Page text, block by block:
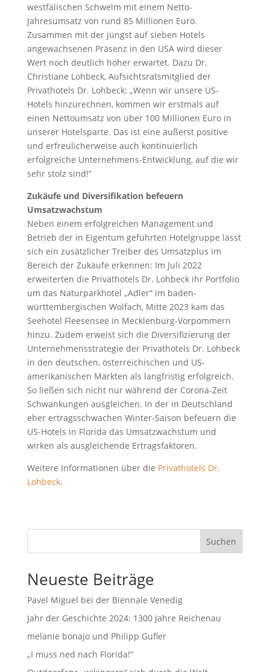
westfälischen Schwelm mit einem Netto-
Jahresumsatz von rund 85 Millionen Euro.
Zusammen mit der jüngst auf sieben Hotels
angewachsenen Präsenz in den USA wird dieser
Wert noch deutlich höher erwartet. Dazu Dr.
Christiane Lohbeck, Aufsichtsratsmitglied der
Privathotels Dr. Lohbeck: „Wenn wir unsere US-
Hotels hinzurechnen, kommen wir erstmals auf
einen Nettoumsatz von über 100 Millionen Euro in
unserer Hotelsparte. Das ist eine äußerst positive
und erfreulicherweise auch kontinuierlich
erfolgreiche Unternehmens-Entwicklung, auf die wir
sehr stolz sind!“
Zukäufe und Diversifikation befeuern
Umsatzwachstum
Neben einem erfolgreichen Management und
Betrieb der in Eigentum geführten Hotelgruppe lässt
sich ein zusätzlicher Treiber des Umsatzplus im
Bereich der Zukäufe erkennen: Im Juli 2022
erweiterten die Privathotels Dr. Lohbeck ihr Portfolio
um das Naturparkhotel „Adler“ im baden-
württembergischen Wolfach, Mitte 2023 kam das
Seehotel Fleesensee in Mecklenburg-Vorpommern
hinzu. Zudem erweist sich die Diversifizierung der
Unternehmensstrategie der Privathotels Dr. Lohbeck
in den deutschen, österreichischen und US-
amerikanischen Märkten als langfristig erfolgreich.
So ließen sich nicht nur während der Corona-Zeit
Schwankungen ausgleichen. In der in Deutschland
eher ertragsschwachen Winter-Saison befeuern die
US-Hotels in Florida das Umsatzwachstum und
wirken als ausgleichende Ertragsfaktoren.
Weitere Informationen über die Privathotels Dr.
Lohbeck.
Suchen
Neueste Beiträge
Pavel Miguel bei der Biennale Venedig
Jahr der Geschichte 2024: 1300 Jahre Reichenau
melanie bonajo und Philipp Gufler
„I muss ned nach Florida!“